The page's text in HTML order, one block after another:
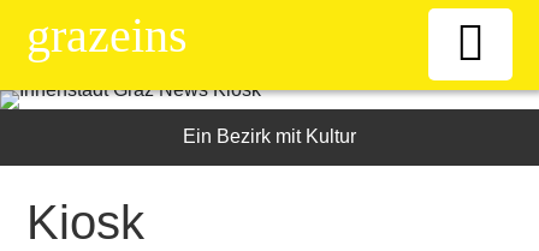
grazeins
WillkommenEin Bezirk mit Kultur
Kiosk